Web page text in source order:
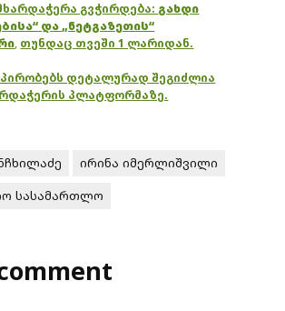
გვჭირდება: გახდი
და „ნეტგაზეთის“
, თუნდაც თვეში 1 ლარიდან.
პირობებს დეტალურად შეგიძლია
პლატფორმაზე.
ირინა იმერლიშვილი
სასამართლო